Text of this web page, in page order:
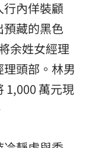
內佯裝顧
藏的黑色
余姓女經理
頭部。林男
1,000 萬元現